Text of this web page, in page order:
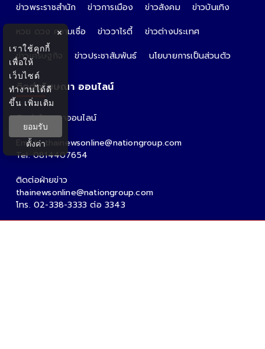
ข่าวพระราชสำนัก ข่าวการเมือง ข่าวสังคม
ข่าวบันเทิง
หวย ดวง ความเชื่อ
ข่าววาไรตี้
ข่าวต่างประเทศ
ข่าวเศรษฐกิจ
ข่าวประชาสัมพันธ์ นโยบายการเป็นส่วนตัว
ติดต่อโฆษณา ออนไลน์
ติดต่อโฆษณาออนไลน์
คุณอ้อ
Email : thainewsonline@nationgroup.com
Tel: 0814407654
ติดต่อฝ่ายข่าว
thainewsonline@nationgroup.com
โทร. 02-338-3333 ต่อ 3343
×
เราใช้คุกกี้
เพื่อให้
เว็บไซต์
ทำงานได้ดี
ขึ้น เพิ่มเติม
ยอมรับ
ตั้งค่า